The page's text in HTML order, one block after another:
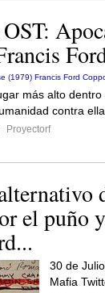
más alto
contra
Proyectorf
el puño
30 de
Mafia